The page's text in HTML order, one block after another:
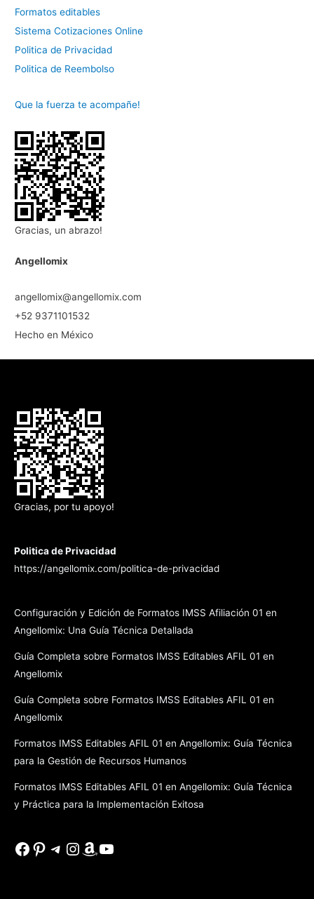
Formatos editables
Sistema Cotizaciones Online
Politica de Privacidad
Politica de Reembolso
Que la fuerza te acompañe!
Gracias, un abrazo!
Angellomix
angellomix@angellomix.com
+52 9371101532
Hecho en México
Gracias, por tu apoyo!
Politica de Privacidad
https://angellomix.com/politica-de-privacidad
Configuración y Edición de Formatos IMSS Afiliación 01 en
Angellomix: Una Guía Técnica Detallada
Guía Completa sobre Formatos IMSS Editables AFIL 01 en
Angellomix
Guía Completa sobre Formatos IMSS Editables AFIL 01 en
Angellomix
Formatos IMSS Editables AFIL 01 en Angellomix: Guía Técnica
para la Gestión de Recursos Humanos
Formatos IMSS Editables AFIL 01 en Angellomix: Guía Técnica
y Práctica para la Implementación Exitosa
Facebook
Pinterest
Telegram
Instagram
Amazon
YouTube